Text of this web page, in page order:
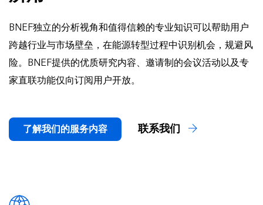
BNEF独立的分析视角和值得信赖的专业知识可以帮助用户
跨越行业与市场壁垒，在能源转型过程中识别机会，规避风
险。BNEF提供的优质研究内容、邀请制的会议活动以及专
家直联功能仅向订阅用户开放。
了解我们的服务内容 联系我们